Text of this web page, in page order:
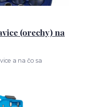
(orechy) na
a na čo sa